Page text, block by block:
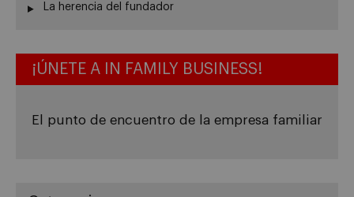
La herencia del fundador
¡ÚNETE A IN FAMILY BUSINESS!
El punto de encuentro de la empresa familiar